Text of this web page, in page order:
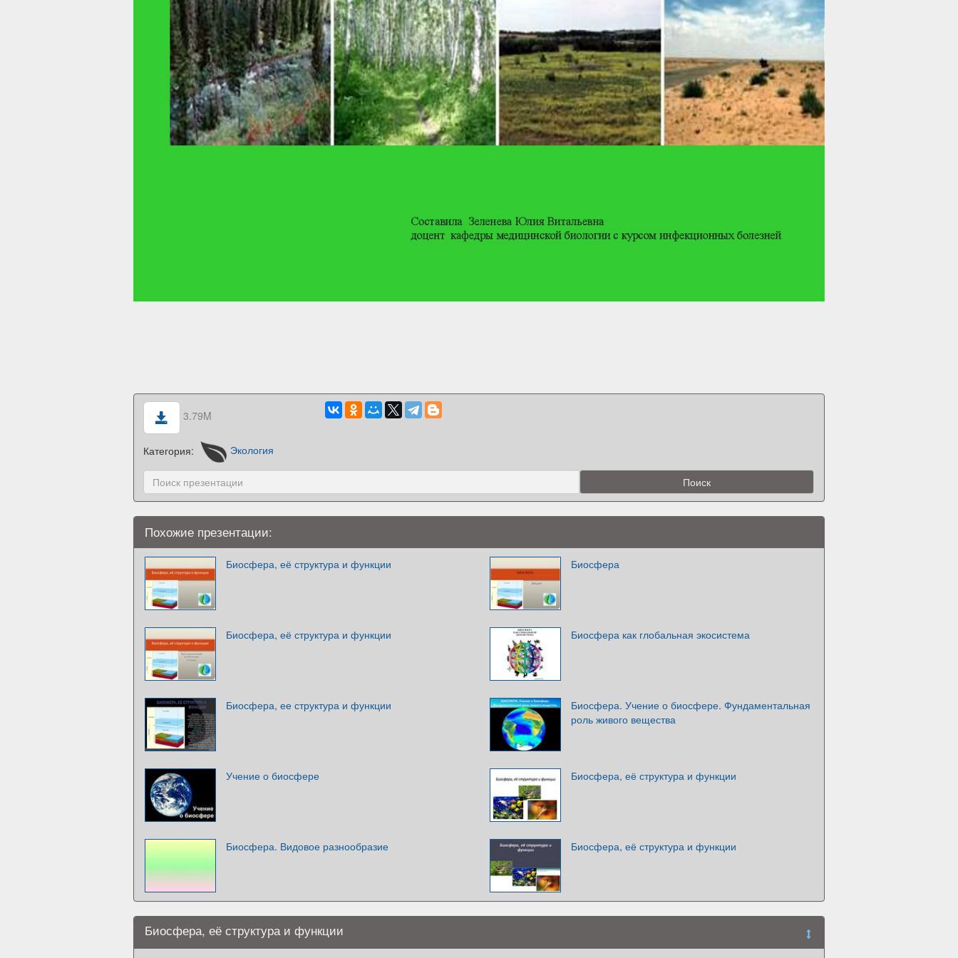
3.79M
Категория: Экология
Похожие презентации:
Биосфера, её структура и функции Биосфера
Биосфера, её структура и функции Биосфера как глобальная экосистема
Биосфера, ее структура и функции
Биосфера. Учение о биосфере. Фундаментальная
роль живого вещества
Учение о биосфере Биосфера, её структура и функции
Биосфера. Видовое разнообразие Биосфера, её структура и функции
Биосфера, её структура и функции